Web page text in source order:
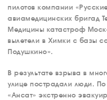
пилотов компании
авиамедицинских бригад
Медицины катастроф
вылетели в Химки с базы
Подушкино».
В результате взрыва в
улице пострадали люди.
«Ансат» экстренно